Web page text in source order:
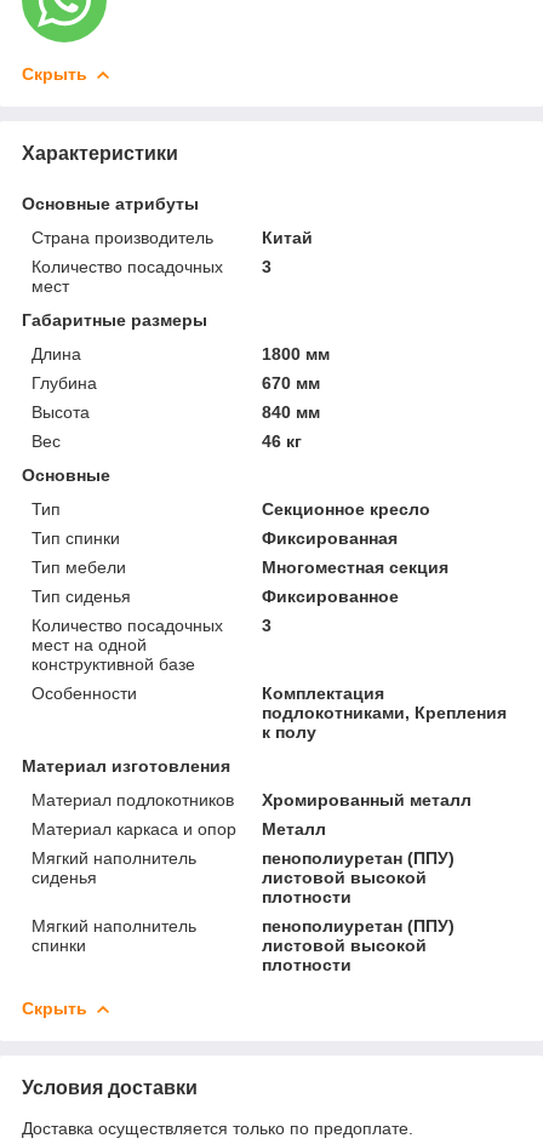
Скрыть
Характеристики
Основные атрибуты
Страна производитель
Китай
Количество посадочных
мест
3
Габаритные размеры
Длина
1800 мм
Глубина
670 мм
Высота
840 мм
Вес
46 кг
Основные
Тип
Секционное кресло
Тип спинки
Фиксированная
Тип мебели
Многоместная секция
Тип сиденья
Фиксированное
Количество посадочных
мест на одной
конструктивной базе
3
Особенности
Комплектация
подлокотниками, Крепления
к полу
Материал изготовления
Материал подлокотников
Хромированный металл
Материал каркаса и опор
Металл
Мягкий наполнитель
сиденья
пенополиуретан (ППУ)
листовой высокой
плотности
Мягкий наполнитель
спинки
пенополиуретан (ППУ)
листовой высокой
плотности
Скрыть
Условия доставки
Доставка осуществляется только по предоплате.